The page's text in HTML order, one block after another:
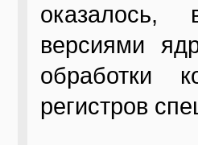
версиями
обработки
регистров